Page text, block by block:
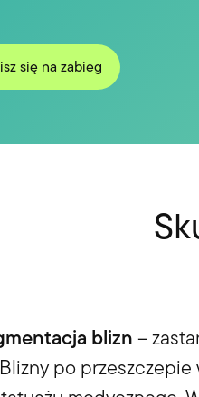
się na zabieg
blizn –
po przeszczepie